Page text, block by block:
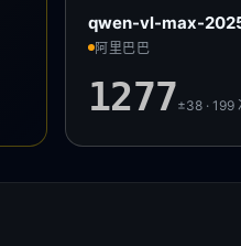
qwen-vl-max-
阿里巴巴
1277±38 · 199